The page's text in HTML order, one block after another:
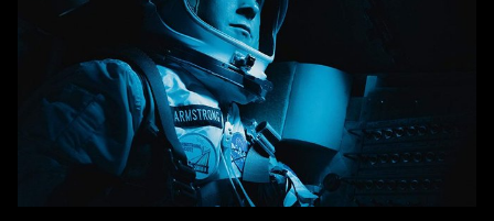
už dost povídání, tady jsou výsledky: